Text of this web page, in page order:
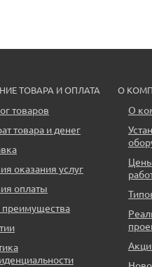
ТОВАРА И ОПЛАТА
товаров
товара и денег
оказания услуг
оплаты
О
О